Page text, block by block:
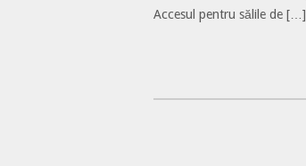
Accesul pentru sălile de […]